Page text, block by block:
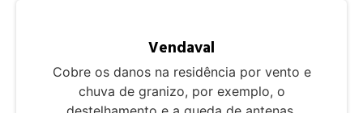
Vendaval
Cobre os danos na residência por vento e
chuva de granizo, por exemplo, o